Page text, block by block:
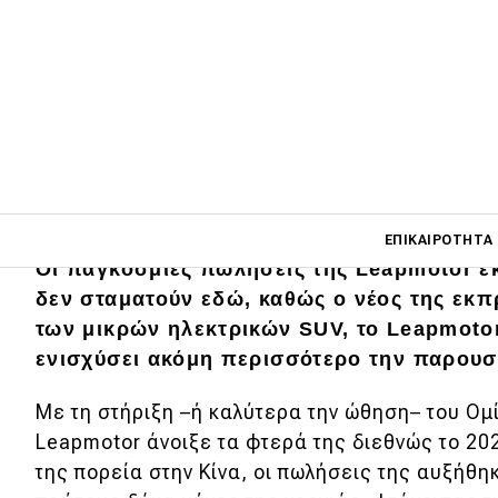
ΕΠΙΚΑΙΡΌΤΗΤΑ
Main navigation
Επικαιρότητα
Νέα μοντέλα
Πρωτότυπα
Ελλάδα
Οι παγκόσμιες πωλήσεις της Leapmotor
δεν σταματούν εδώ, καθώς ο νέος της
των μικρών ηλεκτρικών SUV, το
ενισχύσει ακόμη περισσότερο την
Με τη στήριξη –ή καλύτερα την ώθηση– του
Leapmotor άνοιξε τα φτερά της διεθνώς το
της πορεία στην Κίνα, οι πωλήσεις της